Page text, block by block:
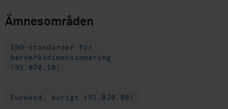
Ämnesområden
ISO-standarder för
bärverksdimensionering
(91.070.10)
Eurokod, övrigt (91.070.80)